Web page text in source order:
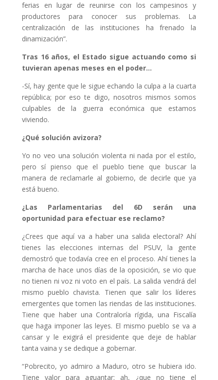
ferias en lugar de reunirse con los campesinos y
productores para conocer sus problemas. La
centralización de las instituciones ha frenado la
dinamización”.
Tras 16 años, el Estado sigue actuando como si
tuvieran apenas meses en el poder…
-Sí, hay gente que le sigue echando la culpa a la cuarta
república; por eso te digo, nosotros mismos somos
culpables de la guerra económica que estamos
viviendo.
¿Qué solución avizora?
Yo no veo una solución violenta ni nada por el estilo,
pero sí pienso que el pueblo tiene que buscar la
manera de reclamarle al gobierno, de decirle que ya
está bueno.
¿Las Parlamentarias del 6D serán una
oportunidad para efectuar ese reclamo?
¿Crees que aquí va a haber una salida electoral? Ahí
tienes las elecciones internas del PSUV, la gente
demostró que todavía cree en el proceso. Ahí tienes la
marcha de hace unos días de la oposición, se vio que
no tienen ni voz ni voto en el país. La salida vendrá del
mismo pueblo chavista. Tienen que salir los líderes
emergentes que tomen las riendas de las instituciones.
Tiene que haber una Contraloría rígida, una Fiscalía
que haga imponer las leyes. El mismo pueblo se va a
cansar y le exigirá el presidente que deje de hablar
tanta vaina y se dedique a gobernar.
“Pobrecito, yo admiro a Maduro, otro se hubiera ido.
Tiene valor para aguantar; ah, ¿que no tiene el